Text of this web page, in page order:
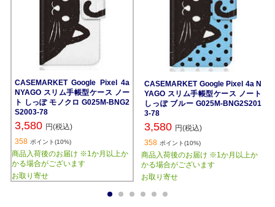
CASEMARKET Google Pixel 4a
NYAGO スリム手帳型ケース ノー
ト しっぽ モノクロ G025M-BNG2
S2003-78
3,580 円(税込)
358 ポイント(10%)
商品入荷後のお届け ※1か月以上か
かる場合がございます
お取り寄せ
CASEMARKET Google Pixel 4a N
YAGO スリム手帳型ケース ノート
しっぽ ブルー G025M-BNG2S201
3-78
3,580 円(税込)
358 ポイント(10%)
商品入荷後のお届け ※1か月以上か
かる場合がございます
お取り寄せ